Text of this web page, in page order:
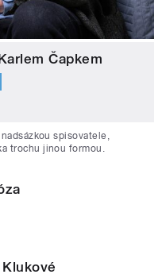
Čapkem
spisovatele,
trochu jinou formou.